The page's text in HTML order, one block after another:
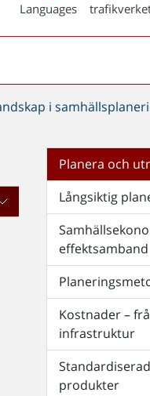
Languages
i
Planera och
Långsiktig
effektsamband
Kostnader –
infrastruktur
produkter